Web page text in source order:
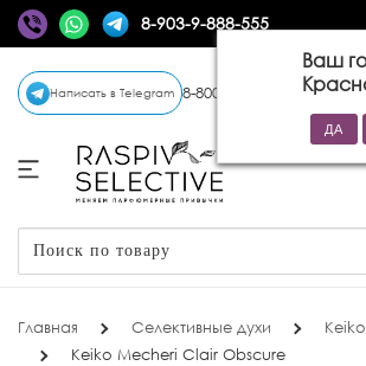
8-903-9-888-555
Ваш
Написать в Telegram 8-800-770-72-34
Главная Селективные духи
Keiko Mecheri Clair Obscure